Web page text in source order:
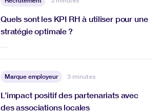
Quels sont les KPI RH à utiliser pour une
stratégie optimale ?
Marque employeur 3 minutes
L’impact positif des partenariats avec
des associations locales